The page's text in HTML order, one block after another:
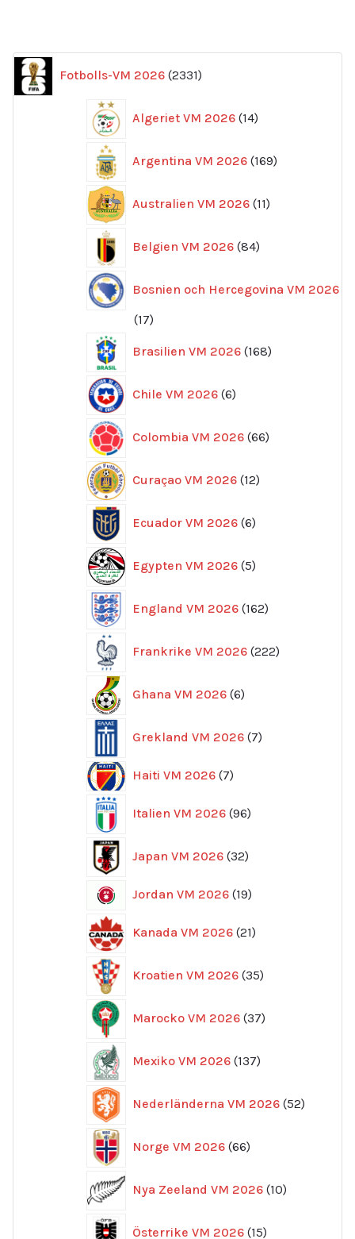
Fotbolls-VM 2026 2331
produkter
Algeriet VM 2026 14
produkter
Argentina VM 2026 169
produkter
Australien VM 2026 11
produkter
Belgien VM 2026 84
produkter
Bosnien och Hercegovina VM 2026
1717
Brasilien VM 2026 168
produkter
Chile VM 2026 6
produkter
Colombia VM 2026 66
produkter
Curaçao VM 2026 12
produkter
Ecuador VM 2026 6
produkter
Egypten VM 2026 5
produkter
England VM 2026 162
produkter
Frankrike VM 2026 222
produkter
Ghana VM 2026 6
produkter
Grekland VM 2026 7
produkter
Haiti VM 2026 77
Italien VM 2026 96
produkter
Japan VM 2026 32
produkter
Jordan VM 2026 1919
Kanada VM 2026 21
produkter
Kroatien VM 2026 35
produkter
Marocko VM 2026 37
produkter
Mexiko VM 2026 137
produkter
Nederländerna VM 2026 52
Norge VM 2026 66
produkter
Nya Zeeland VM 2026 10
produkter
Österrike VM 2026 15